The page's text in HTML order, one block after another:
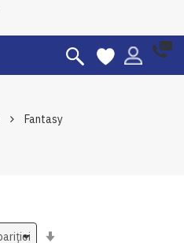
Fantasy